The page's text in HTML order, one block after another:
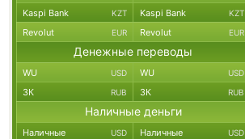
Kaspi Bank KZT Kaspi Bank KZT
Revolut EUR Revolut EUR
Денежные переводы
WU USD WU USD
ЗК RUB ЗК RUB
Наличные деньги
Наличные USD Наличные USD